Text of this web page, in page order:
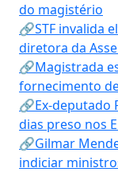
do magistério
🔗STF invalida
diretora da
🔗Magistrada
fornecimento
🔗Ex-deputado
dias preso nos
🔗Gilmar
indiciar